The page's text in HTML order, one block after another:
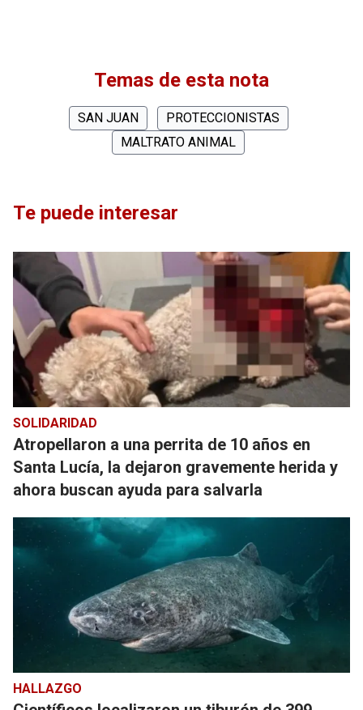
Temas de esta nota
SAN JUAN
PROTECCIONISTAS
MALTRATO ANIMAL
Te puede interesar
SOLIDARIDAD
Atropellaron a una perrita de 10 años en
Santa Lucía, la dejaron gravemente herida y
ahora buscan ayuda para salvarla
HALLAZGO